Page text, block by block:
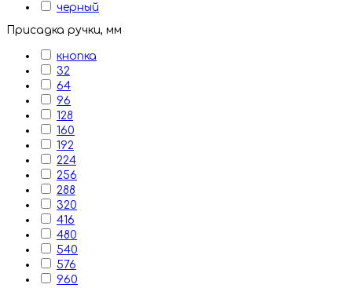
черный
Присадка ручки, мм
кнопка
32
64
96
128
160
192
224
256
288
320
416
480
540
576
960